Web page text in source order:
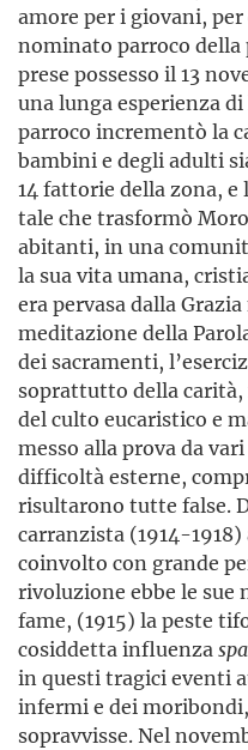
amore per i giovani,
nominato parroco della
prese possesso il 13
una lunga esperienza
parroco incrementò la
bambini e degli adulti
14 fattorie della zona, e
tale che trasformò
abitanti, in una
la sua vita umana,
era pervasa dalla
meditazione della
dei sacramenti,
soprattutto della
del culto eucaristico e
messo alla prova da
difficoltà esterne,
risultarono tutte false.
carranzista (1914-
coinvolto con grande
rivoluzione ebbe le sue
fame, (1915) la peste
cosiddetta influenza
in questi tragici eventi
infermi e dei
sopravvisse. Nel